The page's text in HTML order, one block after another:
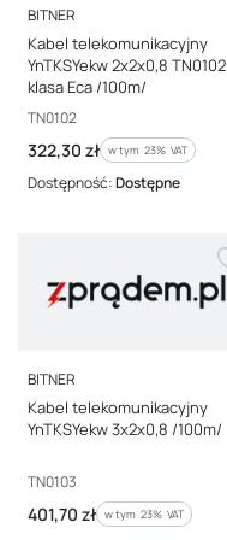
PRODUCENT
BITNER
Kabel telekomunikacyjny
YnTKSYekw 2x2x0,8 TN0102
klasa Eca /100m/
Kod producenta
TN0102
Cena brutto
322,30 zł w tym %s VAT
w tym 23% VAT
Dostępność:Dostępne
PRODUCENT
BITNER
Kabel telekomunikacyjny
YnTKSYekw 3x2x0,8 /100m/
Kod producenta
TN0103
Cena brutto
401,70 zł w tym %s VAT
w tym 23% VAT